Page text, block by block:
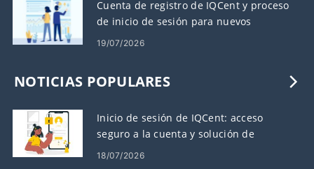
Cuenta de registro de IQCent y proceso
de inicio de sesión para nuevos
usuarios
19/07/2026
NOTICIAS POPULARES
Inicio de sesión de IQCent: acceso
seguro a la cuenta y solución de
problemas
18/07/2026